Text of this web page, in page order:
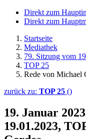
Direkt zum
Direkt zum
Startseite
Mediathek
79. Sitzung vom
TOP 25
Rede von Michael
zurück zu: TOP 25 ()
19. Januar 2023
19.01.2023,